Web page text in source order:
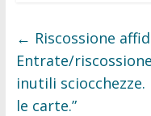
o
o
k
e
r
← Riscossione
Entrate/
inutili
le carte.”